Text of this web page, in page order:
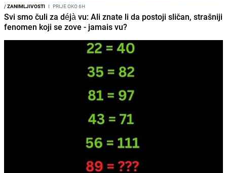
/ZANIMLJIVOSTI I PRIJE OKO 6H
Svi smo čuli za déjà vu: Ali znate li da postoji sličan, strašniji
fenomen koji se zove - jamais vu?